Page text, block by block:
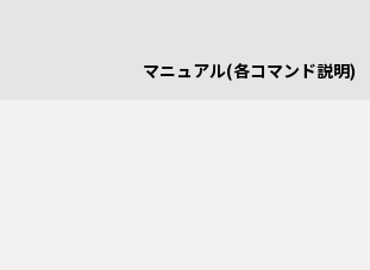
マニュアル(各コマンド説明)